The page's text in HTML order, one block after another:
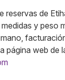
reservas de
y peso
página web de